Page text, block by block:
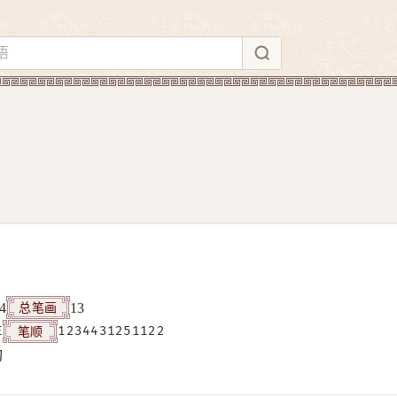
4 总笔画
13
笔顺
1234431251122